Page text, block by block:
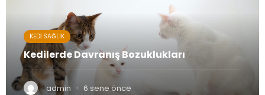
KEDI SAĞLIK
Kedilerde Davranış Bozuklukları
admin · 6 sene önce